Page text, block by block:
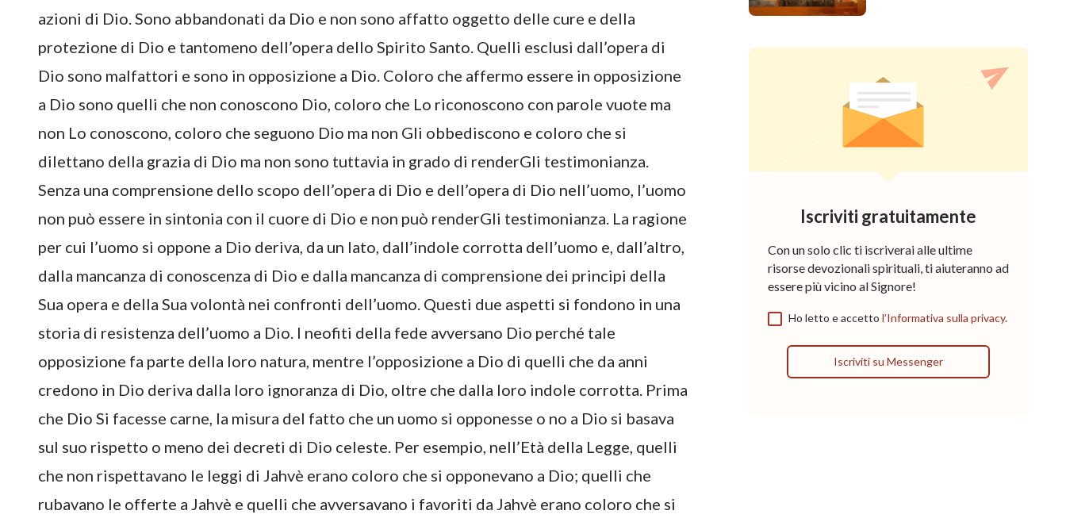
azioni di Dio. Sono abbandonati da Dio e non sono affatto oggetto delle cure e della
protezione di Dio e tantomeno dell’opera dello Spirito Santo. Quelli esclusi dall’opera di
Dio sono malfattori e sono in opposizione a Dio. Coloro che affermo essere in opposizione
a Dio sono quelli che non conoscono Dio, coloro che Lo riconoscono con parole vuote ma
non Lo conoscono, coloro che seguono Dio ma non Gli obbediscono e coloro che si
dilettano della grazia di Dio ma non sono tuttavia in grado di renderGli testimonianza.
Senza una comprensione dello scopo dell’opera di Dio e dell’opera di Dio nell’uomo, l’uomo
non può essere in sintonia con il cuore di Dio e non può renderGli testimonianza. La ragione
per cui l’uomo si oppone a Dio deriva, da un lato, dall’indole corrotta dell’uomo e, dall’altro,
dalla mancanza di conoscenza di Dio e dalla mancanza di comprensione dei principi della
Sua opera e della Sua volontà nei confronti dell’uomo. Questi due aspetti si fondono in una
storia di resistenza dell’uomo a Dio. I neofiti della fede avversano Dio perché tale
opposizione fa parte della loro natura, mentre l’opposizione a Dio di quelli che da anni
credono in Dio deriva dalla loro ignoranza di Dio, oltre che dalla loro indole corrotta. Prima
che Dio Si facesse carne, la misura del fatto che un uomo si opponesse o no a Dio si basava
sul suo rispetto o meno dei decreti di Dio celeste. Per esempio, nell’Età della Legge, quelli
che non rispettavano le leggi di Jahvè erano coloro che si opponevano a Dio; quelli che
rubavano le offerte a Jahvè e quelli che avversavano i favoriti da Jahvè erano coloro che si
Iscriviti gratuitamente
Con un solo clic ti iscriverai alle ultime
risorse devozionali spirituali, ti aiuteranno ad
essere più vicino al Signore!
Ho letto e accetto l’Informativa sulla privacy.
Iscriviti su Messenger